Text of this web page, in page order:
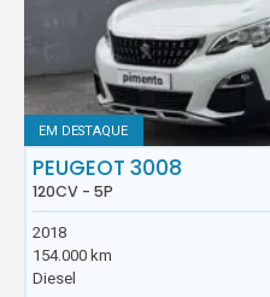
EM DESTAQUE
PEUGEOT 3008
120CV - 5P
2018
154.000 km
Diesel